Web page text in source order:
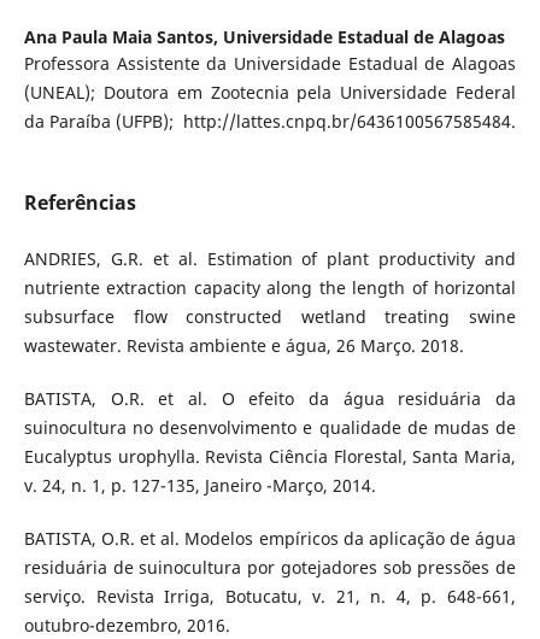
Ana Paula Maia Santos, Universidade Estadual de Alagoas
Professora Assistente da Universidade Estadual de Alagoas
(UNEAL); Doutora em Zootecnia pela Universidade Federal
da Paraíba (UFPB); http://lattes.cnpq.br/6436100567585484.
Referências
ANDRIES, G.R. et al. Estimation of plant productivity and
nutriente extraction capacity along the length of horizontal
subsurface flow constructed wetland treating swine
wastewater. Revista ambiente e água, 26 Março. 2018.
BATISTA, O.R. et al. O efeito da água residuária da
suinocultura no desenvolvimento e qualidade de mudas de
Eucalyptus urophylla. Revista Ciência Florestal, Santa Maria,
v. 24, n. 1, p. 127-135, Janeiro -Março, 2014.
BATISTA, O.R. et al. Modelos empíricos da aplicação de água
residuária de suinocultura por gotejadores sob pressões de
serviço. Revista Irriga, Botucatu, v. 21, n. 4, p. 648-661,
outubro-dezembro, 2016.